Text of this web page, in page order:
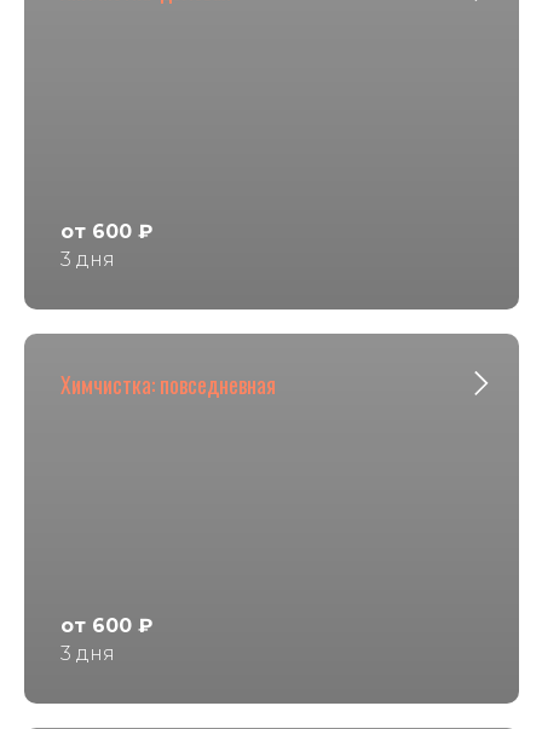
от 600 ₽
3 дня
Химчистка: повседневная
от 600 ₽
3 дня